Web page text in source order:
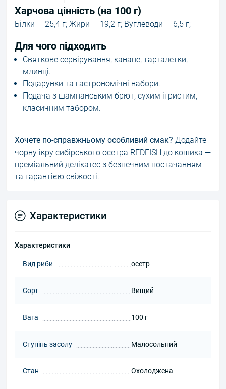
Харчова цінність (на 100 г)
Білки — 25,4 г; Жири — 19,2 г; Вуглеводи — 6,5 г;
Для чого підходить
Святкове сервірування, канапе, тарталетки,
млинці.
Подарунки та гастрономічні набори.
Подача з шампанським брют, сухим ігристим,
класичним табором.
Хочете по-справжньому особливий смак? Додайте
чорну ікру сибірського осетра REDFISH до кошика —
преміальний делікатес з безпечним постачанням
та гарантією свіжості.
Характеристики
Характеристики
Вид риби осетр
Сорт Вищий
Вага 100 г
Ступінь засолу Малосольний
Стан Охолоджена